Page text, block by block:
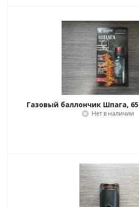
Газовый баллончик Шпага,
Нет в наличии